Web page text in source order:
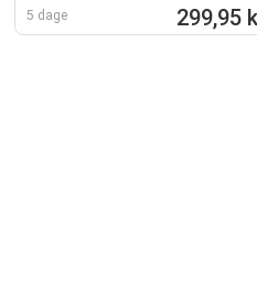
5 dage 299,95